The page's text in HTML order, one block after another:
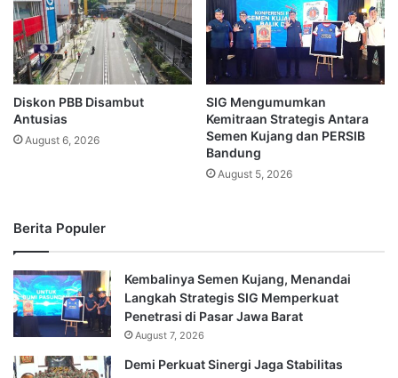
Diskon PBB Disambut
Antusias
August 6, 2026
SIG Mengumumkan
Kemitraan Strategis Antara
Semen Kujang dan PERSIB
Bandung
August 5, 2026
Berita Populer
Kembalinya Semen Kujang, Menandai
Langkah Strategis SIG Memperkuat
Penetrasi di Pasar Jawa Barat
August 7, 2026
Demi Perkuat Sinergi Jaga Stabilitas